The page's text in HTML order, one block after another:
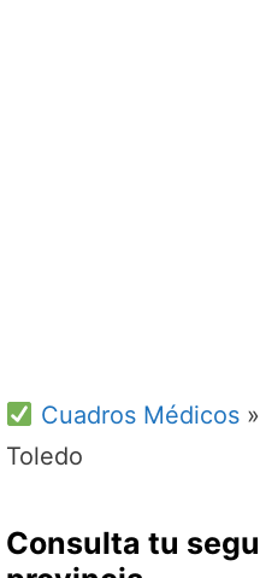
Cuadros Médicos»
Toledo
Consulta tu